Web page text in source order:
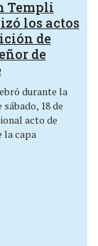
Templi
los actos
de
de
durante la
18 de
acto de
la capa